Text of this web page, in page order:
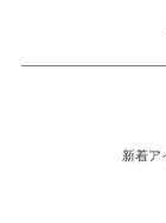
新着ア